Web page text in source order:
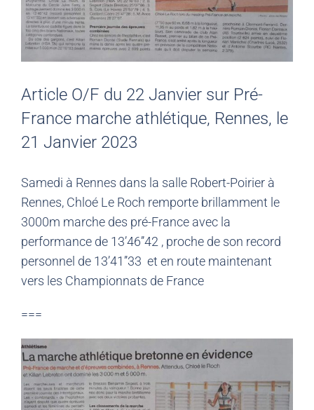
Article O/F du 22 Janvier sur Pré-
France marche athlétique, Rennes, le
21 Janvier 2023
Samedi à Rennes dans la salle Robert-Poirier à
Rennes, Chloé Le Roch remporte brillamment le
3000m marche des pré-France avec la
performance de 13’46’’42 , proche de son record
personnel de 13’41’’33 et en route maintenant
vers les Championnats de France
===